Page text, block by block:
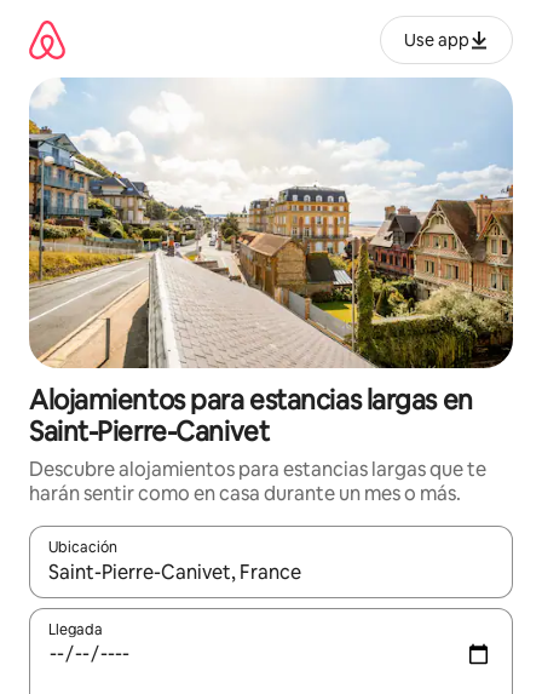
contenido
Use app
Alojamientos para estancias largas en
Saint-Pierre-Canivet
Descubre alojamientos para estancias largas que te
harán sentir como en casa durante un mes o más.
Ubicación
Cuando los resultados estén disponibles, podrás navegar
Llegada